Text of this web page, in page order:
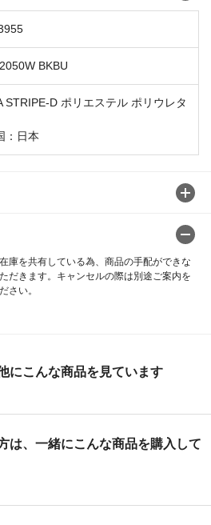
BKBU
STRIPE-D ポリエステル ポリウレタ
：日本
庫を共有している為、商品の手配ができな
だきます。キャンセルの際は別途ご案内を
さい。
にこんな商品を見ています
は、一緒にこんな商品を購入して